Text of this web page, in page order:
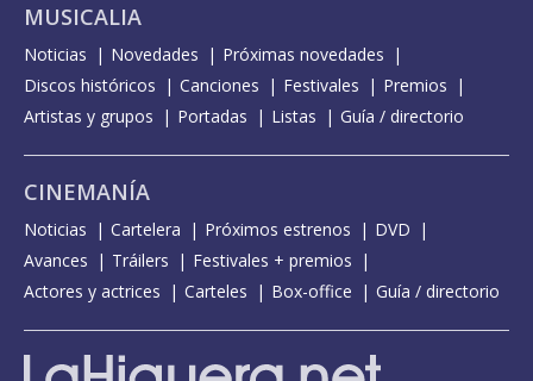
MUSICALIA
Noticias Novedades
Próximas novedades
Discos históricos
Canciones Festivales
Premios
Artistas y grupos
Portadas Listas Guía / directorio
CINEMANÍA
Noticias Cartelera Próximos estrenos
DVD
Avances
Tráilers
Festivales + premios
Actores y actrices
Carteles Box-office Guía / directorio